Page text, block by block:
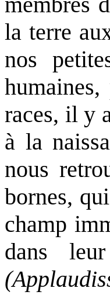
la terre
nos
races, il y
à la
nous
bornes,
champ
dans